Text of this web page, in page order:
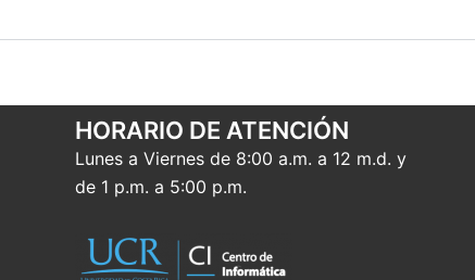
HORARIO DE ATENCIÓN
Lunes a Viernes de 8:00 a.m. a 12 m.d. y
de 1 p.m. a 5:00 p.m.